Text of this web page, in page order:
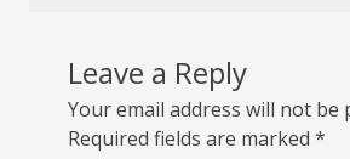
Leave a Reply
Your email address will not be
Required fields are marked *